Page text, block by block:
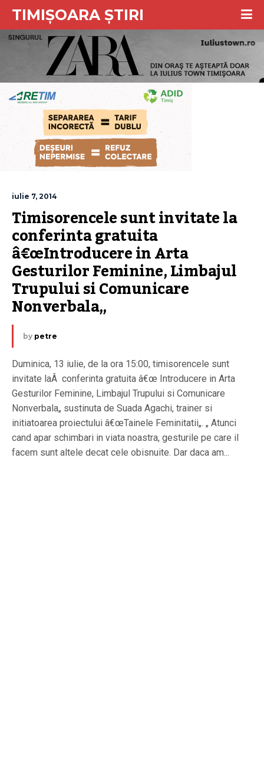
TIMIȘOARA ȘTIRI
iulie 7, 2014
Timisorencele sunt invitate la
conferinta gratuita
â€œIntroducere in Arta
Gesturilor Feminine, Limbajul
Trupului si Comunicare
Nonverbala„
by petre
Duminica, 13 iulie, de la ora 15:00, timisorencele sunt
invitate laÂ conferinta gratuita â€œ Introducere in Arta
Gesturilor Feminine, Limbajul Trupului si Comunicare
Nonverbala„ sustinuta de Suada Agachi, trainer si
initiatoarea proiectului â€œTainele Feminitatii„. „ Atunci
cand apar schimbari in viata noastra, gesturile pe care il
facem sunt altele decat cele obisnuite. Dar daca am...